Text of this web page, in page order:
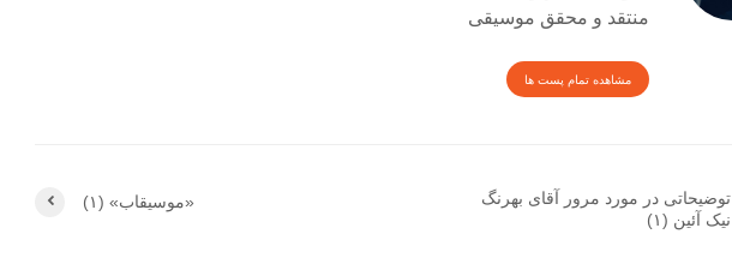
منتقد و محقق موسیقی
مشاهده تمام پست ها
«موسیقاب» (۱)
توضیحاتی در مورد مرور آقای بهرنگ
نیک آئین (۱)